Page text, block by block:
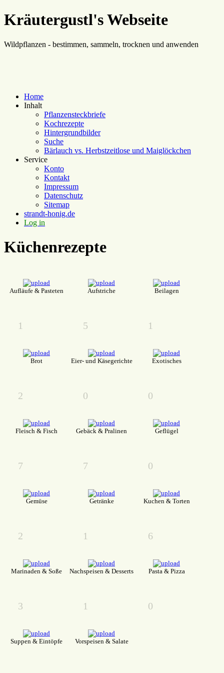
Kräutergustl's Webseite
Wildpflanzen - bestimmen, sammeln, trocknen und anwenden
Home
Inhalt
Pflanzensteckbriefe
Kochrezepte
Hintergrundbilder
Suche
Bärlauch vs. Herbstzeitlose und Maiglöckchen
Service
Konto
Kontakt
Impressum
Datenschutz
Sitemap
strandt-honig.de
Log in
Küchenrezepte
1
Aufläufe & Pasteten
5
Aufstriche
1
Beilagen
2
Brot
0
Eier- und Käsegerichte
0
Exotisches
7
Fleisch & Fisch
7
Gebäck & Pralinen
0
Geflügel
2
Gemüse
1
Getränke
6
Kuchen & Torten
3
Marinaden & Soße
1
Nachspeisen & Desserts
0
Pasta & Pizza
Suppen & Eintöpfe Vorspeisen & Salate